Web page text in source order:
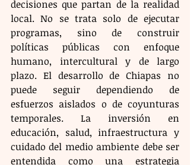
decisiones que partan de la realidad
local. No se trata solo de ejecutar
programas, sino de construir
políticas públicas con enfoque
humano, intercultural y de largo
plazo. El desarrollo de Chiapas no
puede seguir dependiendo de
esfuerzos aislados o de coyunturas
temporales. La inversión en
educación, salud, infraestructura y
cuidado del medio ambiente debe ser
entendida como una estrategia